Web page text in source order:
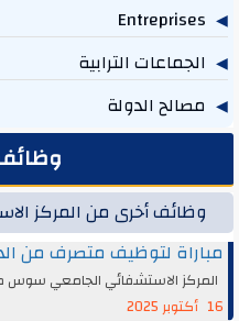
Entreprises
الجماعات الترابية
مصالح الدولة
وظائف أخرى من المركز
مباراة لتوظيف متصرف من
المركز الاستشفائي الجامعي سوس
16 أكتوبر 2025